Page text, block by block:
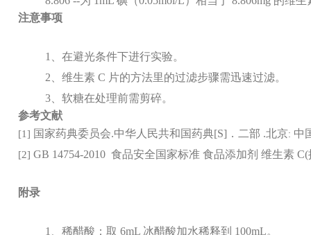
注意事项
1
、在避光条件下进行实验。
2 、维生素C 片的方法里的过滤步骤需迅速过滤。
3 、软糖在处理前需剪碎。
参考文献
[1] 国家药典委员会.中华人民共和国药典[S] ．二部 .北京: 中
[2] GB 14754-2010 食品安全国家标准 食品添加剂 维生素 C(
附录
1 、稀醋酸：取6mL 冰醋酸加水稀释到 100mL。